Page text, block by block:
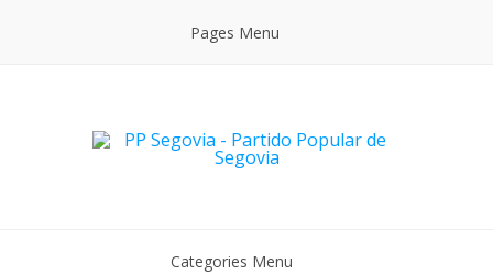
Pages Menu
Categories Menu